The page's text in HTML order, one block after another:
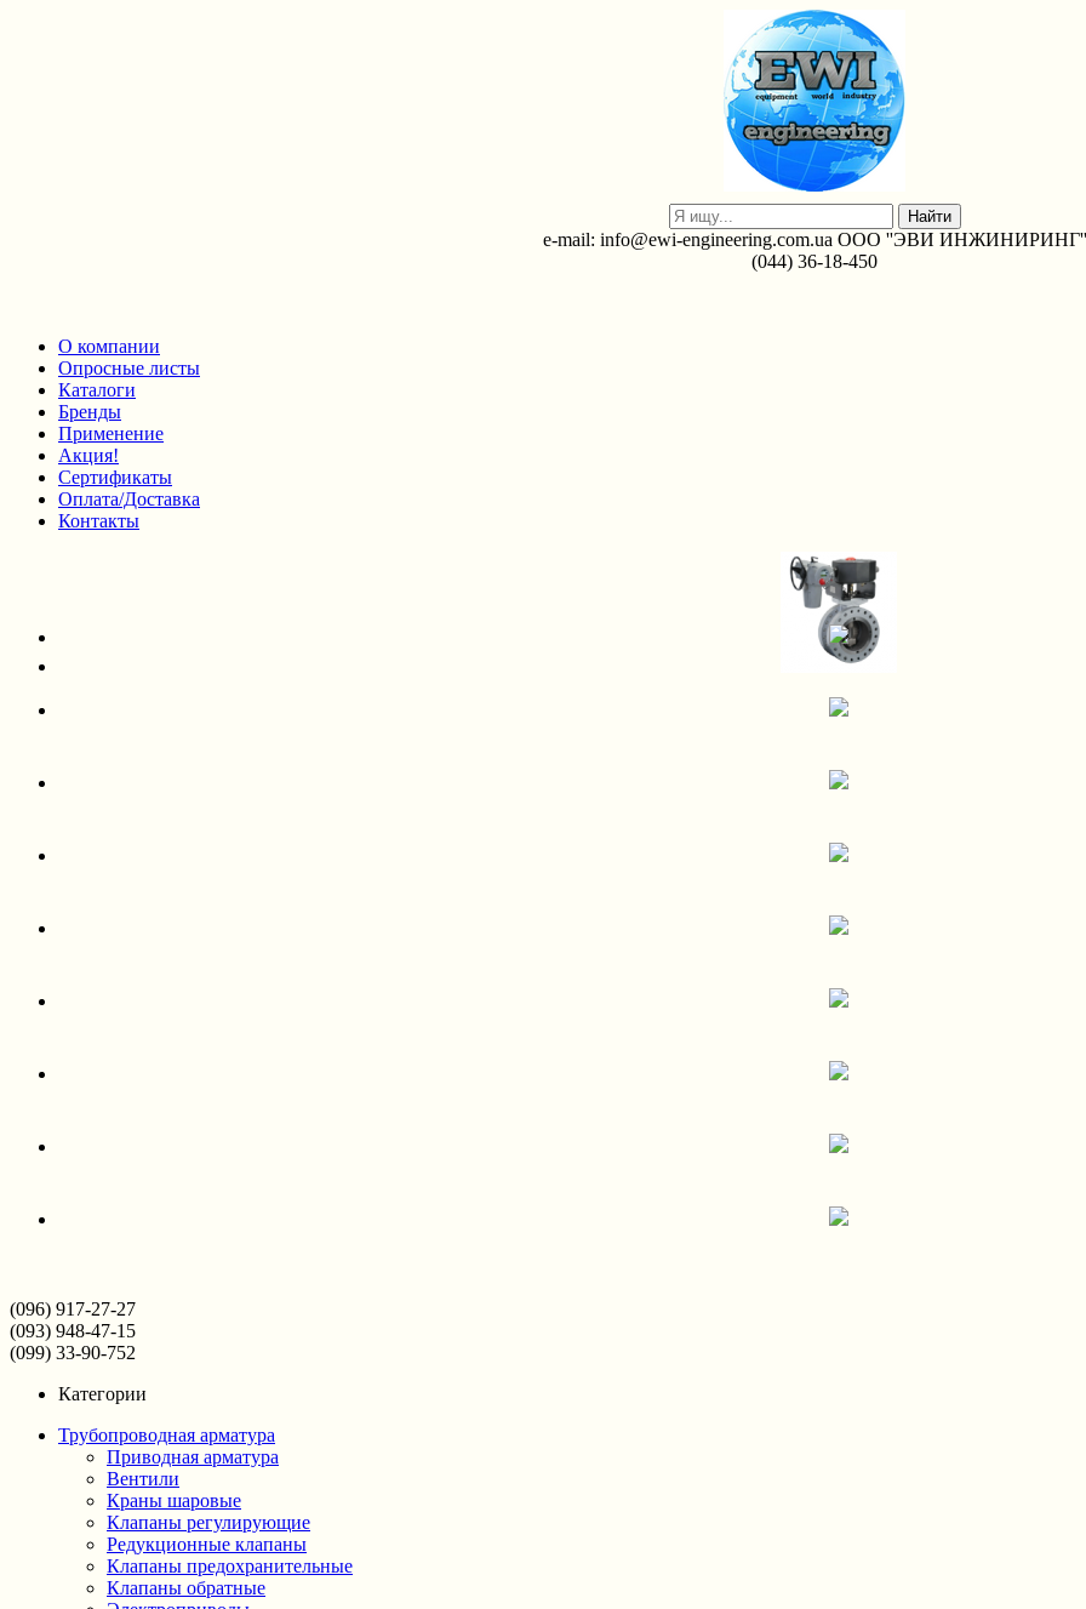
e-mail: info@ewi-engineering.com.ua ООО ''ЭВИ ИНЖИНИРИНГ''
(044) 36-18-450
О компании
Опросные листы
Каталоги
Бренды
Применение
Акция!
Сертификаты
Оплата/Доставка
Контакты
(096) 917-27-27
(093) 948-47-15
(099) 33-90-752
Категории
Трубопроводная арматура
Приводная арматура
Вентили
Краны шаровые
Клапаны регулирующие
Редукционные клапаны
Клапаны предохранительные
Клапаны обратные